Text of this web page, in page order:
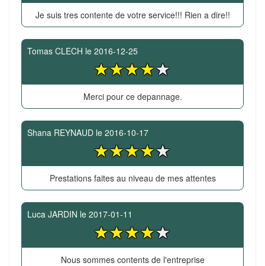
Je suis tres contente de votre service!!! Rien a dire!!
Tomas CLECH le 2016-12-25
Merci pour ce depannage.
Shana REYNAUD le 2016-10-17
Prestations faites au niveau de mes attentes
Luca JARDIN le 2017-01-11
Nous sommes contents de l'entreprise